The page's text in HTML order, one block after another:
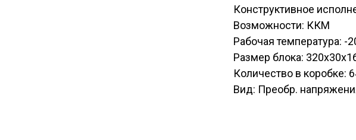
Конструктивное
Возможности: ККМ
Рабочая температура: -
Размер блока:
Количество в коробке:
Вид: Преобр.